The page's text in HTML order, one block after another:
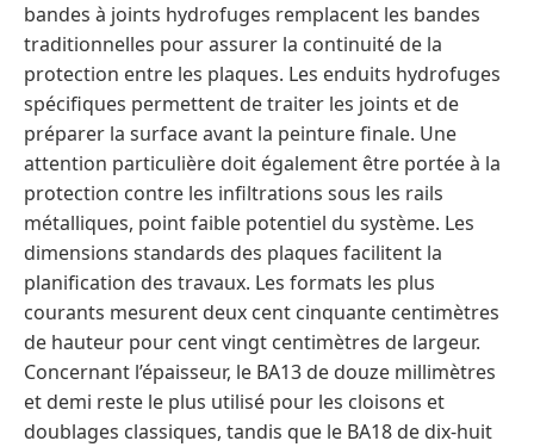
bandes à joints hydrofuges remplacent les bandes
traditionnelles pour assurer la continuité de la
protection entre les plaques. Les enduits hydrofuges
spécifiques permettent de traiter les joints et de
préparer la surface avant la peinture finale. Une
attention particulière doit également être portée à la
protection contre les infiltrations sous les rails
métalliques, point faible potentiel du système. Les
dimensions standards des plaques facilitent la
planification des travaux. Les formats les plus
courants mesurent deux cent cinquante centimètres
de hauteur pour cent vingt centimètres de largeur.
Concernant l’épaisseur, le BA13 de douze millimètres
et demi reste le plus utilisé pour les cloisons et
doublages classiques, tandis que le BA18 de dix-huit